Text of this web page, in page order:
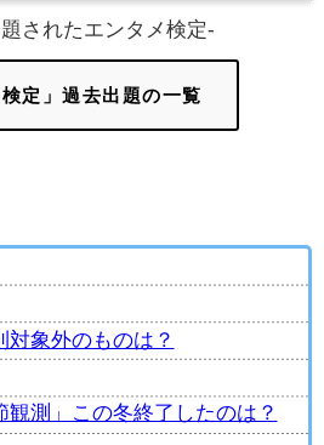
されたエンタメ検定-
検定」過去出題の一覧
対象外のものは？
観測」この冬終了したのは？